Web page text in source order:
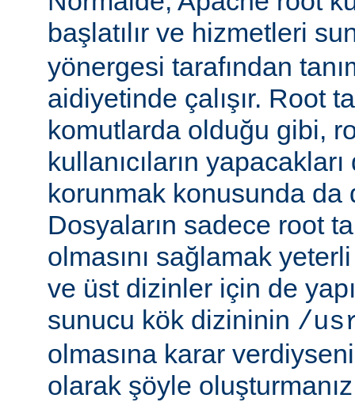
başlatılır ve hizmetleri
yönergesi tarafından
aidiyetinde çalışır. Root
komutlarda olduğu gibi,
kullanıcıların
korunmak konusunda da
Dosyaların sadece root
olmasını sağlamak
ve üst dizinler için de
sunucu kök dizininin /
olmasına karar
olarak şöyle